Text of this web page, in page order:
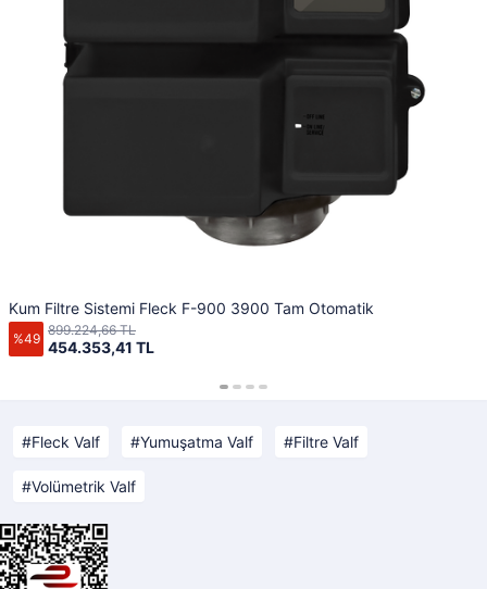
Kum Filtre Sistemi Fleck F-900 3900 Tam Otomatik
%49 454.353,41 TL
899.224,66 TL
Fleck Valf Yumuşatma Valf Filtre Valf
Volümetrik Valf